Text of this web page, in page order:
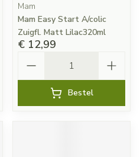
Mam
Mam Easy Start A/colic
Zuigfl. Matt Lilac320ml
€ 12,99
Bestel